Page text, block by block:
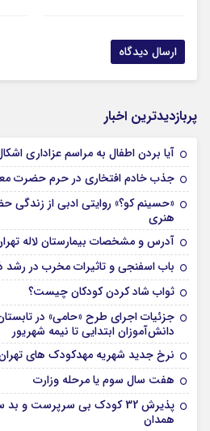
پربازدیدترین اخبار
آیا بردن اطفال به مراسم عزادارى
جذب خادم افتخاری در حرم حضرت
«حسینم کو؟» روایتی ادبی از
هنری
آدرس و مشخصات بیمارستان لاله
باب اسفنجی و تاثیرات مخرب در رشد
ثواب شاد کردن کودکان چیست؟
دانش‌آموزان ابتدایی تا نیمه شهریور
نرخ جدید شهریه مهدکودک های
هفت سال سوم یا مرحله وزارت
پذیرش 32 کودک بی سرپرست
همدان